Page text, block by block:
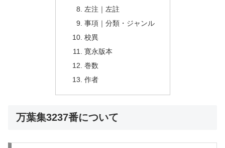
左注｜左註
事項｜分類・ジャンル
校異
寛永版本
巻数
作者
万葉集3237番について